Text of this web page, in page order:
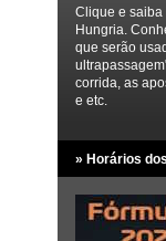
Clique e saiba
Hungria.
que serão
corrida, as
e etc.
» Horários